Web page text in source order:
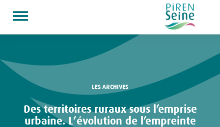
contenu
principal
LES ARCHIVES
Des territoires ruraux sous l’emprise
urbaine. L’évolution de l’empreinte